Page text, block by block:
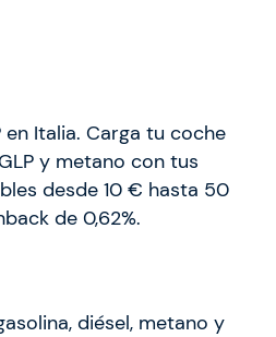
en Italia. Carga tu coche
y metano con tus
desde 10 € hasta 50
de 0,62%.
diésel, metano y